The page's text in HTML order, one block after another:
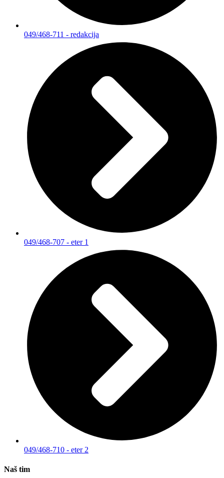
049/468-711 - redakcija
049/468-707 - eter 1
049/468-710 - eter 2
Naš tim